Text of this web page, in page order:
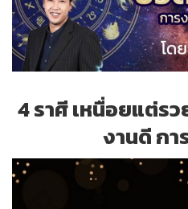
4 ราศี เหนื่อยแต่ร
งานดี กา